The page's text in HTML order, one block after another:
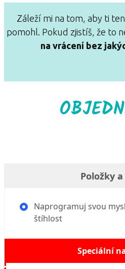
Záleží mi na tom, aby ti
pomohl. Pokud zjistíš, že to
na vrácení bez
Položky
Naprogramuj svou
štíhlost
Speciální